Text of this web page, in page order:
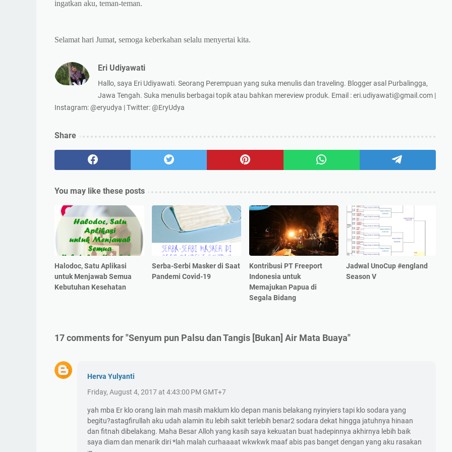
ingatkan aku, teman-teman.
Selamat hari Jumat, semoga keberkahan selalu menyertai kita.
Eri Udiyawati
Hallo, saya Eri Udiyawati. Seorang Perempuan yang suka menulis dan traveling. Blogger asal Purbalingga,
Jawa Tengah. Suka menulis berbagai topik atau bahkan mereview produk. Email : eri.udiyawati@gmail.com |
Instagram: @eryudya | Twitter: @EryUdya
Share
You may like these posts
Halodoc, Satu Aplikasi
untuk Menjawab Semua
Kebutuhan Kesehatan
Serba-Serbi Masker di Saat
Pandemi Covid-19
Kontribusi PT Freeport
Indonesia untuk
Memajukan Papua di
Segala Bidang
Jadwal UnoCup #england
Season V
17 comments for "Senyum pun Palsu dan Tangis [Bukan] Air Mata Buaya"
Herva Yulyanti
Friday, August 4, 2017 at 4:43:00 PM GMT+7
yah mba Er klo orang lain mah masih maklum klo depan manis belakang nyinyiers tapi klo sodara yang
begitu?astagfirullah aku udah alamin itu lebih sakit terlebih benar2 sodara dekat hingga jatuhnya hinaan
dan fitnah dibelakang. Maha Besar Alloh yang kasih saya kekuatan buat hadepinnya akhirnya lebih baik
saya diam dan menarik diri *lah malah curhaaaat wkwkwk maaf abis pas banget dengan yang aku rasakan